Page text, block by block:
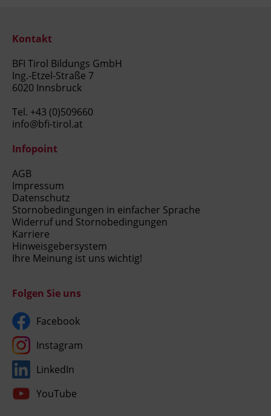
Kontakt
BFI Tirol Bildungs GmbH
Ing.-Etzel-Straße 7
6020 Innsbruck
Tel. +43 (0)509660
info@bfi-tirol.at
Infopoint
AGB
Impressum
Datenschutz
Stornobedingungen in einfacher Sprache
Widerruf und Stornobedingungen
Karriere
Hinweisgebersystem
Ihre Meinung ist uns wichtig!
Folgen Sie uns
Facebook
Instagram
LinkedIn
YouTube